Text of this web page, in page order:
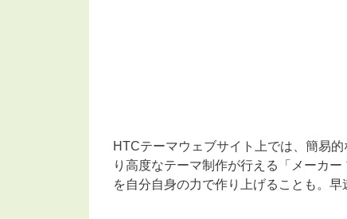
HTCテーマウェブサイト上では、簡易
り高度なテーマ制作が行える「メーカ
を自分自身の力で作り上げることも。早